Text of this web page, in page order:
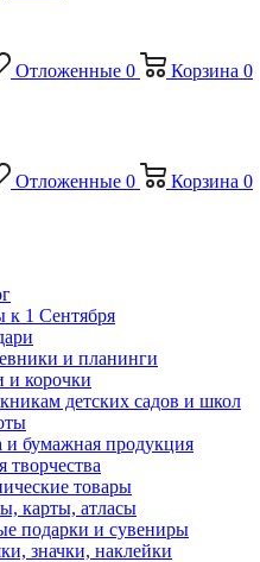
Отложенные 0 Корзина 0
Отложенные 0 Корзина 0
к 1 Сентября
и планинги
и корочки
детских садов и школ
и бумажная продукция
творчества
товары
карты, атласы
подарки и сувениры
значки, наклейки